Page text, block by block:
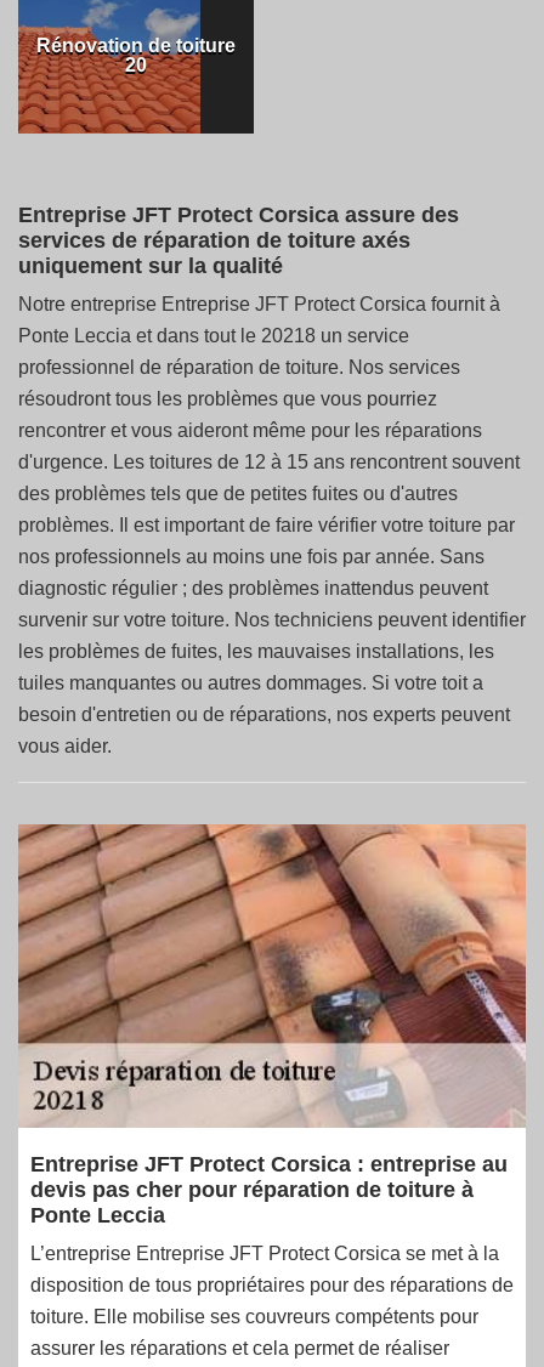
Rénovation de toiture
20
Entreprise JFT Protect Corsica assure des
services de réparation de toiture axés
uniquement sur la qualité
Notre entreprise Entreprise JFT Protect Corsica fournit à
Ponte Leccia et dans tout le 20218 un service
professionnel de réparation de toiture. Nos services
résoudront tous les problèmes que vous pourriez
rencontrer et vous aideront même pour les réparations
d'urgence. Les toitures de 12 à 15 ans rencontrent souvent
des problèmes tels que de petites fuites ou d'autres
problèmes. Il est important de faire vérifier votre toiture par
nos professionnels au moins une fois par année. Sans
diagnostic régulier ; des problèmes inattendus peuvent
survenir sur votre toiture. Nos techniciens peuvent identifier
les problèmes de fuites, les mauvaises installations, les
tuiles manquantes ou autres dommages. Si votre toit a
besoin d'entretien ou de réparations, nos experts peuvent
vous aider.
Entreprise JFT Protect Corsica : entreprise au
devis pas cher pour réparation de toiture à
Ponte Leccia
L’entreprise Entreprise JFT Protect Corsica se met à la
disposition de tous propriétaires pour des réparations de
toiture. Elle mobilise ses couvreurs compétents pour
assurer les réparations et cela permet de réaliser